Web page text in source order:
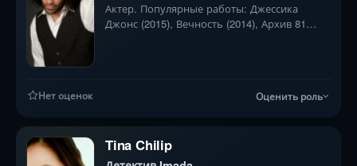
Актер. Популярные работы: Джессика
Джонс (2015), Вечность (2014), Архив 81
Нет оценок Оценить роль
Tina Chilip